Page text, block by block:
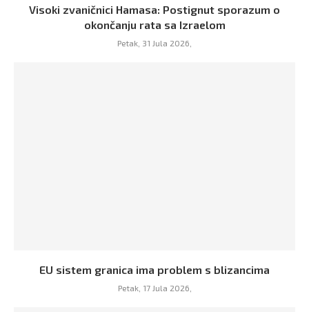
Visoki zvaničnici Hamasa: Postignut sporazum o
okončanju rata sa Izraelom
Petak, 31 Jula 2026,
EU sistem granica ima problem s blizancima
Petak, 17 Jula 2026,